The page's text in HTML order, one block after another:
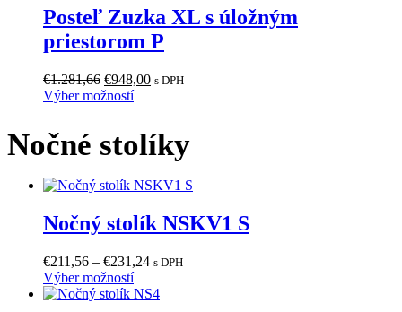
variantov.
Možnosti
si
vybrať
na
stránke
Posteľ Zuzka XL s úložným
priestorom P
€1.281,66 Pôvodná
cena
€948,00Aktuálna
s DPH
Výber možnostíTento
viacero
variantov.
si
vybrať
stránke
produktu.
Nočné stolíky
Nočný stolík NSKV1 S
€211,56 – €231,24Price
€211,56
s DPH
Výber možnostíTento
produkt